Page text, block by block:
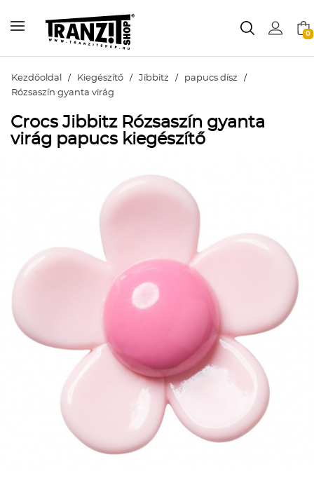
0
Kezdőoldal / Kiegészítő / Jibbitz / papucs dísz /
Rózsaszín gyanta virág
Crocs Jibbitz Rózsaszín gyanta
virág papucs kiegészítő